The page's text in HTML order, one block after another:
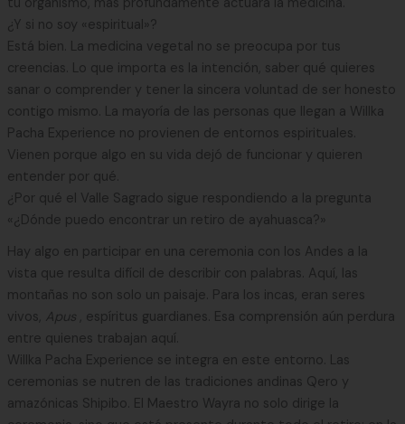
tu organismo, más profundamente actuará la medicina.
¿Y si no soy «espiritual»?
Está bien. La medicina vegetal no se preocupa por tus
creencias. Lo que importa es la intención, saber qué quieres
sanar o comprender y tener la sincera voluntad de ser honesto
contigo mismo. La mayoría de las personas que llegan a Willka
Pacha Experience no provienen de entornos espirituales.
Vienen porque algo en su vida dejó de funcionar y quieren
entender por qué.
¿Por qué el Valle Sagrado sigue respondiendo a la pregunta
«¿Dónde puedo encontrar un retiro de ayahuasca?»
Hay algo en participar en una ceremonia con los Andes a la
vista que resulta difícil de describir con palabras. Aquí, las
montañas no son solo un paisaje. Para los incas, eran seres
vivos, Apus
, espíritus guardianes. Esa comprensión aún perdura
entre quienes trabajan aquí.
Willka Pacha Experience se integra en este entorno. Las
ceremonias se nutren de las tradiciones andinas Qero y
amazónicas Shipibo. El Maestro Wayra no solo dirige la